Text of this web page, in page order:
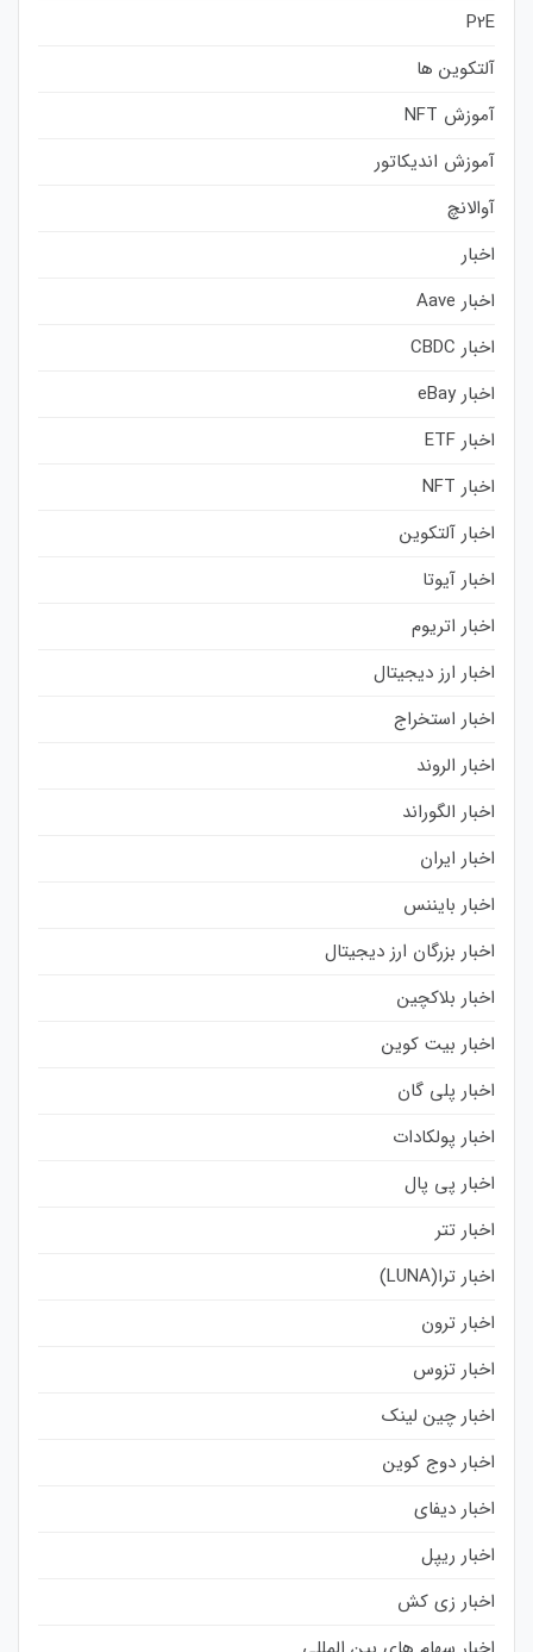
P2E
آلتکوین ها
آموزش NFT
آموزش اندیکاتور
آوالانچ
اخبار
اخبار Aave
اخبار CBDC
اخبار eBay
اخبار ETF
اخبار NFT
اخبار آلتکوین
اخبار آیوتا
اخبار اتریوم
اخبار ارز دیجیتال
اخبار استخراج
اخبار الروند
اخبار الگوراند
اخبار ایران
اخبار بایننس
اخبار بزرگان ارز دیجیتال
اخبار بلاکچین
اخبار بیت کوین
اخبار پلی گان
اخبار پولکادات
اخبار پی پال
اخبار تتر
اخبار ترا(LUNA)
اخبار ترون
اخبار تزوس
اخبار چین لینک
اخبار دوج کوین
اخبار دیفای
اخبار ریپل
اخبار زی کش